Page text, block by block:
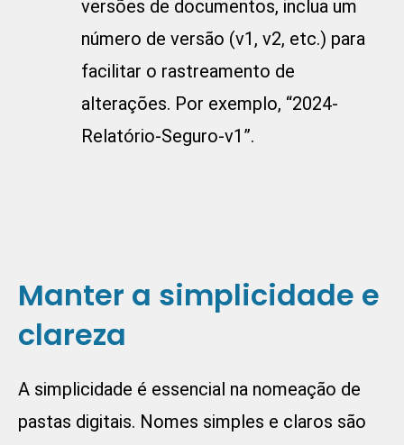
versões de documentos, inclua um
número de versão (v1, v2, etc.) para
facilitar o rastreamento de
alterações. Por exemplo, “2024-
Relatório-Seguro-v1”.
Manter a simplicidade e
clareza
A simplicidade é essencial na nomeação de
pastas digitais. Nomes simples e claros são